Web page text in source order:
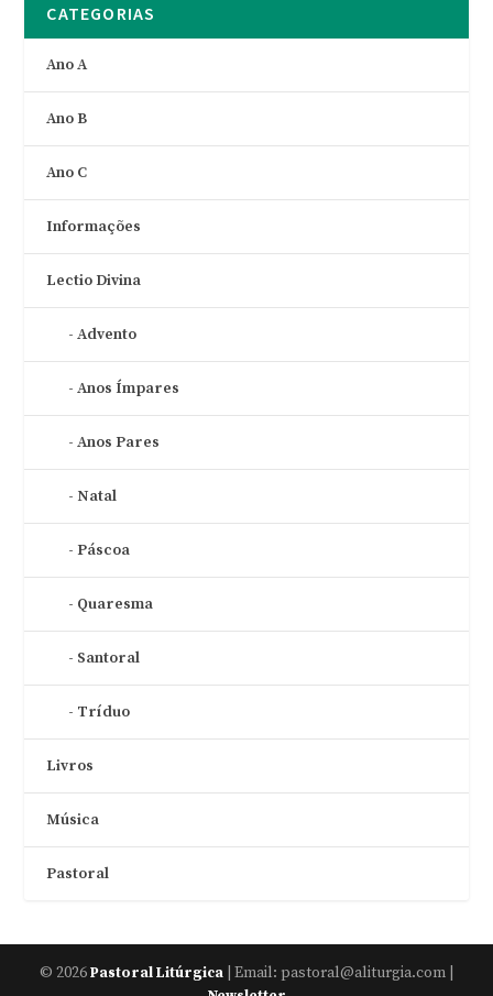
CATEGORIAS
Ano A
Ano B
Ano C
Informações
Lectio Divina
Advento
Anos Ímpares
Anos Pares
Natal
Páscoa
Quaresma
Santoral
Tríduo
Livros
Música
Pastoral
© 2026Pastoral Litúrgica | Email: pastoral@aliturgia.com |